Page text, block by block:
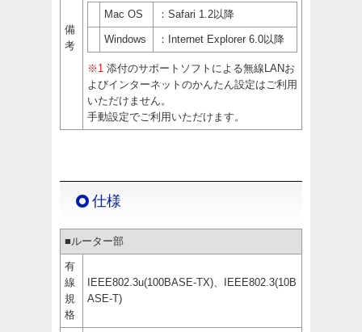
備
考
Mac OS ：Safari 1.2以降
Windows ：Internet Explorer 6.0以降
※1 添付のサポートソフトによる無線LANお
よびインターネットのかんたん設定はご利用
いただけません。
手動設定でご利用いただけます。
仕様
■ルーター部
有
線
規
格
IEEE802.3u(100BASE-TX)、IEEE802.3(10B
ASE-T)